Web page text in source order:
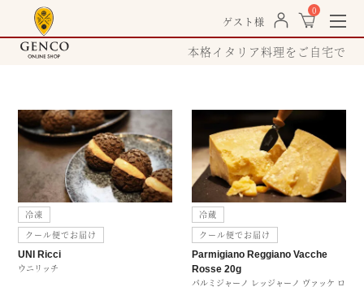
ゲスト様
0
本格イタリア料理をご自宅で
冷凍
クール便でお届け
ウニリッチ
UNI Ricci
冷蔵
クール便でお届け
パルミジャーノ レッジャーノ ヴァッケ ロ
Parmigiano Reggiano Vacche
Rosse 20g